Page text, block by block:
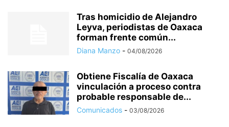
Tras homicidio de Alejandro
Leyva, periodistas de Oaxaca
forman frente común...
Diana Manzo - 04/08/2026
Obtiene Fiscalía de Oaxaca
vinculación a proceso contra
probable responsable de...
Comunicados - 03/08/2026